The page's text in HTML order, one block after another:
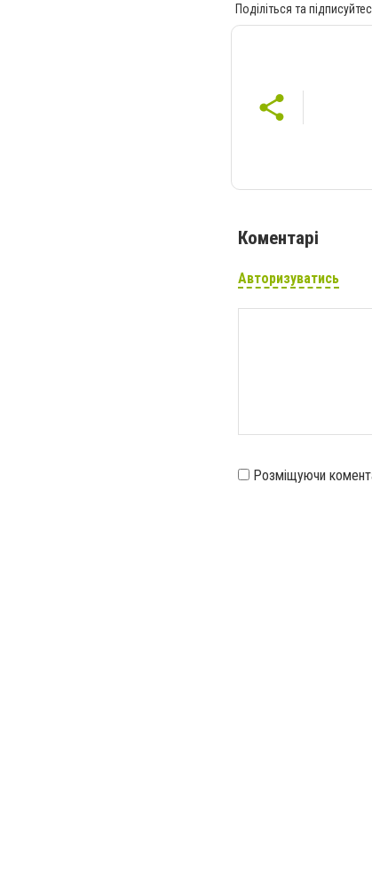
Поділіться та
Коментарі
Авторизуватись
Розміщуючи